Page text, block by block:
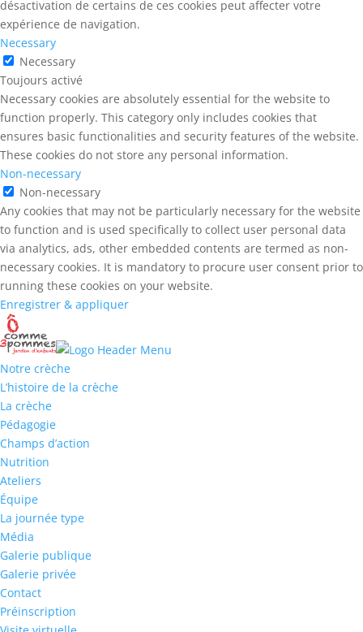
désactivation de certains de ces cookies peut affecter votre
expérience de navigation.
Necessary
Necessary
Toujours activé
Necessary cookies are absolutely essential for the website to
function properly. This category only includes cookies that
ensures basic functionalities and security features of the website.
These cookies do not store any personal information.
Non-necessary
Non-necessary
Any cookies that may not be particularly necessary for the website
to function and is used specifically to collect user personal data
via analytics, ads, other embedded contents are termed as non-
necessary cookies. It is mandatory to procure user consent prior to
running these cookies on your website.
Enregistrer & appliquer
Notre crèche
L’histoire de la crèche
La crèche
Pédagogie
Champs d’action
Nutrition
Ateliers
Équipe
La journée type
Média
Galerie publique
Galerie privée
Contact
Préinscription